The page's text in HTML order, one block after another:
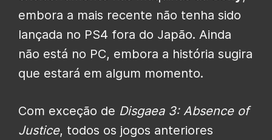
embora a mais recente não tenha sido
lançada no PS4 fora do Japão. Ainda
não está no PC, embora a história sugira
que estará em algum momento.
Com exceção de Disgaea 3: Absence of
Justice, todos os jogos anteriores